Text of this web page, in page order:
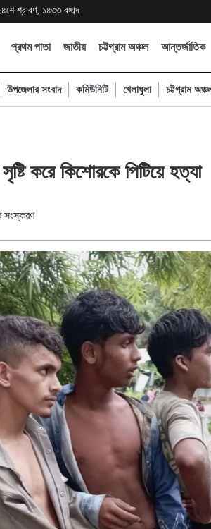
শ্রাবণ, ১৪৩৩ বঙ্গাব্দ
প্রথম পাতা জাতীয় চট্টগ্রাম অঞ্চল আন্তর্জাতিক
উপজেলার সংবাদ কমিউনিটি খেলাধুলা চট্টগ্রাম
করে কিশোরকে পিটিয়ে হত্যা
সংস্করণ